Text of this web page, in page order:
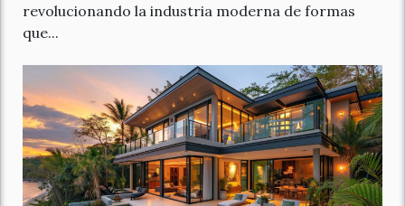
revolucionando la industria moderna de formas
que...